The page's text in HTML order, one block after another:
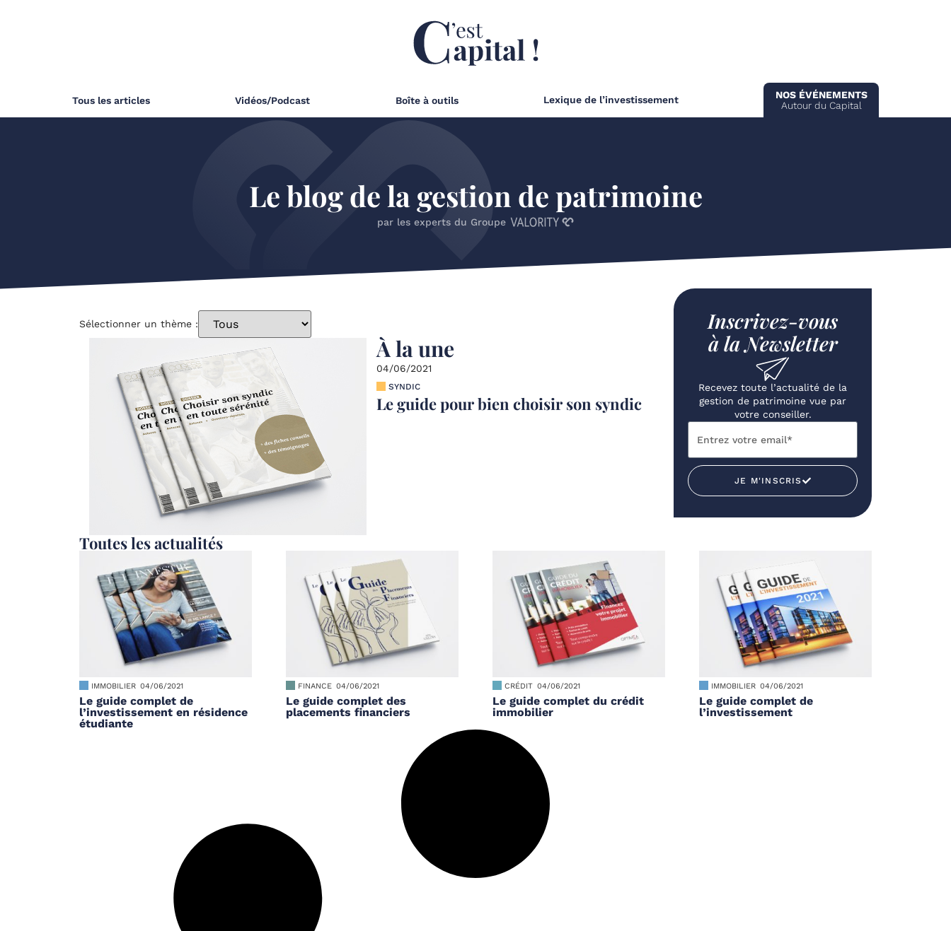
Tous les articles Vidéos/Podcast Boîte à outils Lexique de l’investissement
NOS ÉVÉNEMENTS
Autour du Capital
Le blog de la gestion de patrimoine
par les experts du Groupe
Sélectionner un thème :
À la une
04/06/2021
SYNDIC
Le guide pour bien choisir son syndic
Inscrivez-vous
à la Newsletter
Recevez toute l’actualité de la
gestion de patrimoine vue par
votre conseiller.
JE M'INSCRIS
Toutes les actualités
IMMOBILIER 04/06/2021
Le guide complet de
l’investissement en résidence
étudiante
FINANCE 04/06/2021
Le guide complet des
placements financiers
CRÉDIT 04/06/2021
Le guide complet du crédit
immobilier
IMMOBILIER 04/06/2021
Le guide complet de
l’investissement